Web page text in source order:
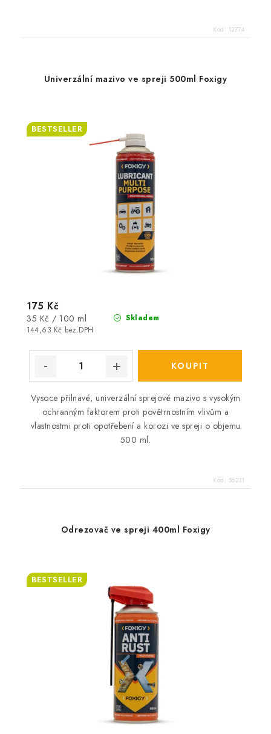
Kód: 12774
Univerzální mazivo ve spreji 500ml Foxigy
BESTSELLER
Skladem
144,63 Kč bez DPH
175 Kč
Měrná
cena:
35 Kč / 100 ml
Vysoce přilnavé, univerzální sprejové mazivo s vysokým
ochranným faktorem proti povětrnostním vlivům a
vlastnostmi proti opotřebení a korozi ve spreji o objemu
500 ml.
Kód: 56231
Odrezovač ve spreji 400ml Foxigy
BESTSELLER